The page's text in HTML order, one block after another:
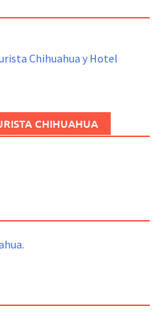
Chihuahua y Hotel
CHIHUAHUA